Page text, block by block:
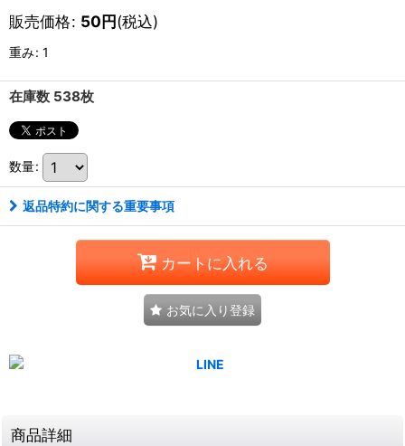
販売価格: 50円(税込)
重み: 1
在庫数 538枚
数量:
返品特約に関する重要事項
カートに入れる
お気に入り登録
商品詳細